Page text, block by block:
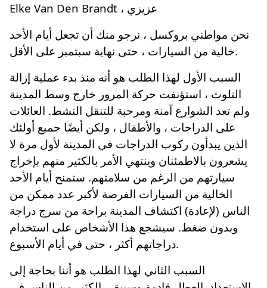
Elke Van Den Brandt ، عزيزي
نحن مواطني بروكسل ، نرجو منك أن تجعل أيام الأحد
خالية من السيارات ، حتى نهاية سبتمبر على الأقل.
السبب الأول لهذا الطلب هو أنه منذ بدء عملية إزالة
التلوث ، استؤنفت حركة المرور خارج وسط المدينة
ولم تعد الشوارع آمنة ومرحبة للتنقل النشط. العائلات
على الدراجات ، والأطفال ، ولكن أيضًا جميع أولئك
الذين يبدأون ركوب الدراجات في المدينة لأول مرة لا
يشعرون بالاطمئنان وينتهي الأمر بالكثير منهم بإخراج
سيارتهم من الرغم من سلامتهم. ستمنح أيام الأحد
الخالية من السيارات الفرصة لأكبر عدد ممكن من
الناس (لإعادة) اكتشاف المدينة براحة من سرج دراجة
وبدون ضغط. سيشجع هذا الأشخاص على استخدام
دراجاتهم أكثر ، حتى في أيام الأسبوع.
السبب الثاني لهذا الطلب هو أننا بحاجة إلى